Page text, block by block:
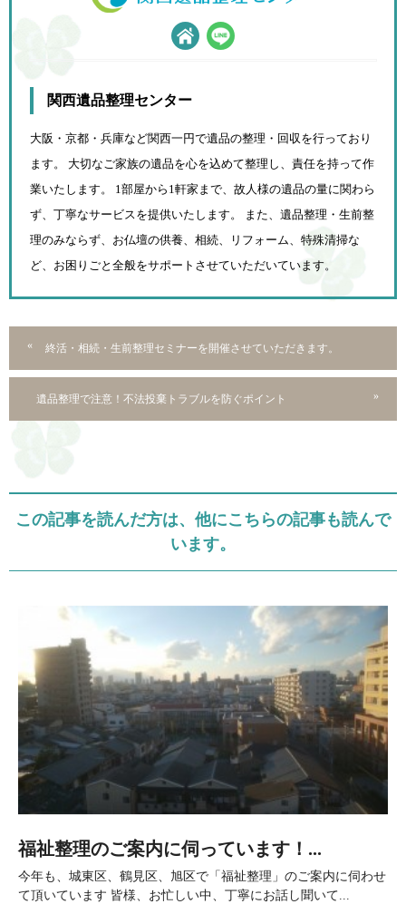
関西遺品整理センター
大阪・京都・兵庫など関西一円で遺品の整理・回収を行っており
ます。 大切なご家族の遺品を心を込めて整理し、責任を持って作
業いたします。 1部屋から1軒家まで、故人様の遺品の量に関わら
ず、 丁寧なサービスを提供いたします。 また、遺品整理・生前整
理のみならず、お仏壇の供養、相続、
リフォーム、特殊清掃な
ど、お困りごと全般をサポートさせていただいています。
終活・相続・生前整理セミナーを開催させていただきます。
遺品整理で注意！不法投棄トラブルを防ぐポイント
この記事を読んだ方は、他にこちらの記事も読んで
います。
福祉整理のご案内に伺っています！...
今年も、城東区、鶴見区、旭区で「福祉整理」のご案内に伺わせ
て頂いています 皆様、お忙しい中、丁寧にお話し聞いて...